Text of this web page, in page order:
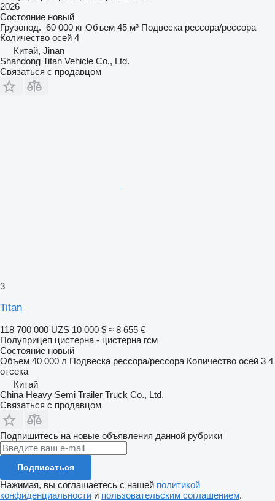
2026
Состояние новый
Грузопод. 60 000 кг Объем 45 м³ Подвеска рессора/рессора
Количество осей 4
Китай, Jinan
Shandong Titan Vehicle Co., Ltd.
Связаться с продавцом
3
Titan
118 700 000 UZS 10 000 $ ≈ 8 655 €
Полуприцеп цистерна - цистерна гсм
Состояние новый
Объем 40 000 л Подвеска рессора/рессора Количество осей 3 4
отсека
Китай
China Heavy Semi Trailer Truck Co., Ltd.
Связаться с продавцом
Подпишитесь на новые объявления данной рубрики
Подписаться
Нажимая, вы соглашаетесь с нашей политикой
конфиденциальности и пользовательским соглашением.